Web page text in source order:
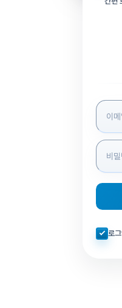
로그인
자동로로그